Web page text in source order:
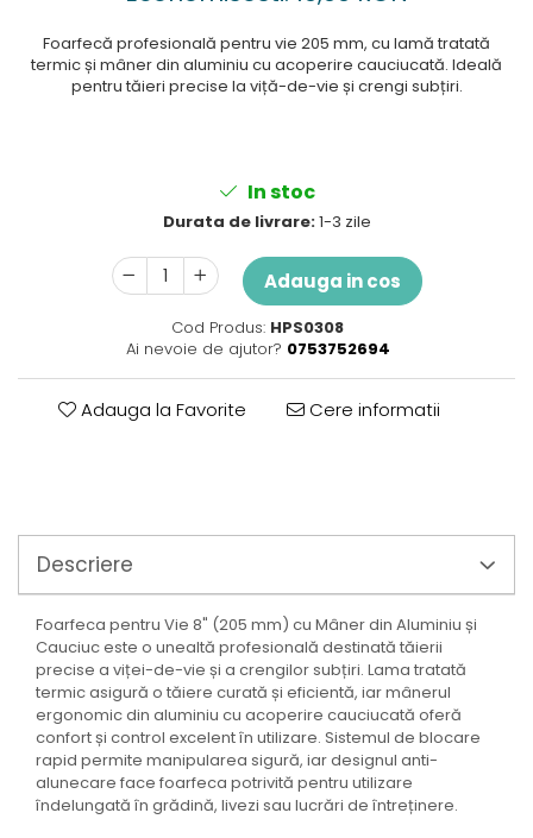
Pistol pentru vopsit
Pompă, hidrofor
Prelate și Folii de Protecție
Rindele electrice
Accesorii rindele
Compresoare aer
Mixere mortar
Motoare electrice
Pistoale de bătut cuie
Polizoare
Seturi aparate electrice
Testere electrice
Unelte multifuncționale
Vibratoare pentru beton
Scule manuale
Aparate de Tăiat Gresie
Foarfecă profesională pentru vie 205 mm, cu lamă tratată
termic și mâner din aluminiu cu acoperire cauciucată. Ideală
pentru tăieri precise la viță-de-vie și crengi subțiri.
In stoc
Durata de livrare:1-3 zile
Adauga in cos
Cod Produs: HPS0308
Ai nevoie de ajutor? 0753752694
Adauga la Favorite Cere informatii
Descriere
Foarfeca pentru Vie 8" (205 mm) cu Mâner din Aluminiu și
Cauciuc este o unealtă profesională destinată tăierii
precise a viței-de-vie și a crengilor subțiri. Lama tratată
termic asigură o tăiere curată și eficientă, iar mânerul
ergonomic din aluminiu cu acoperire cauciucată oferă
confort și control excelent în utilizare. Sistemul de blocare
rapid permite manipularea sigură, iar designul anti-
alunecare face foarfeca potrivită pentru utilizare
îndelungată în grădină, livezi sau lucrări de întreținere.